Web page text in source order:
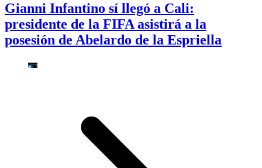
Gianni Infantino sí llegó a Cali:
presidente de la FIFA asistirá a la
posesión de Abelardo de la Espriella